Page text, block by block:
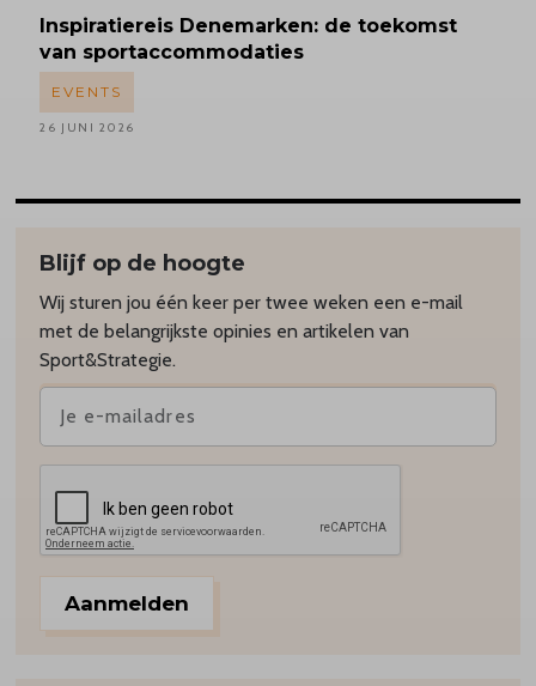
Inspiratiereis Denemarken: de toekomst
van sportaccommodaties
EVENTS
26 JUNI 2026
Blijf op de hoogte
Wij sturen jou één keer per twee weken een e-mail
met de belangrijkste opinies en artikelen van
Sport&Strategie.
Aanmelden